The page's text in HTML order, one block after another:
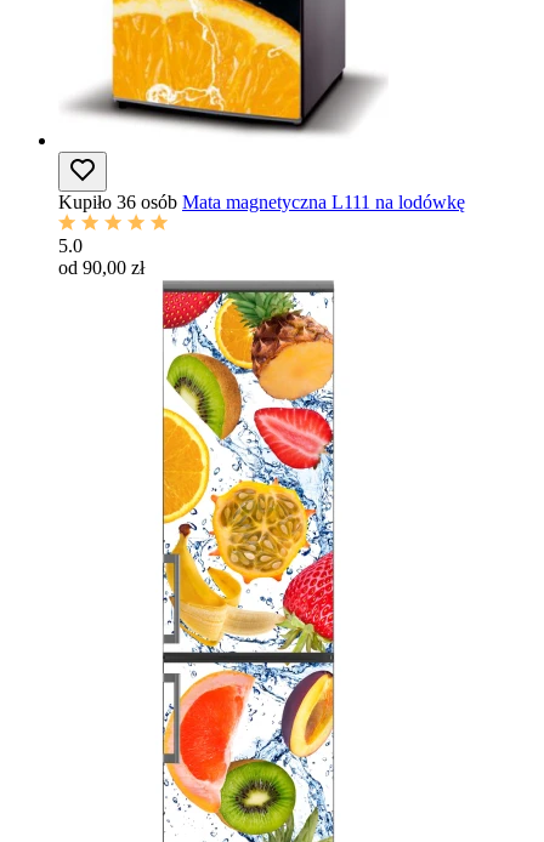
Kupiło 36 osób Mata magnetyczna L111 na lodówkę
5.0
od 90,00 zł